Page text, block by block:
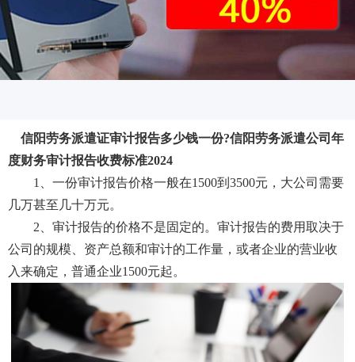
信阳劳务派遣证审计报告多少钱一份?信阳劳务派遣公司年
度财务审计报告收费标准2024
1、一份审计报告价格一般在1500到3500元，大公司需要
几万甚至几十万元。
2、审计报告的价格不是固定的。审计报告的费用取决于
公司的规模、资产总额和审计的工作量，或者企业的营业收
入来确定，普通企业1500元起。